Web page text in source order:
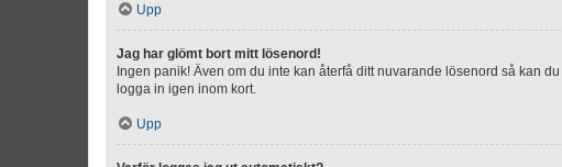
Upp
Jag har glömt bort mitt lösenord!
Ingen panik! Även om du inte kan återfå ditt nuvarande lösenord så kan
logga in igen inom kort.
Upp